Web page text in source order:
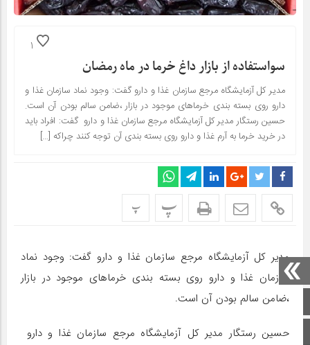
صفحه اصلی
اینستاگرام
1
سواستفاده از بازار داغ خرما در ماه رمضان
مدیر کل آزمایشگاه مرجع سازمان غذا و دارو گفت: وجود نماد سازمان غذا و
دارو روی بسته بندی خرماهای موجود در بازار ،ضامن سالم بودن آن است.
حسین رستگار مدیر کل آزمایشگاه مرجع سازمان غذا و دارو گفت: افراد باید
در خرید خرما به آرم غذا و دارو روی بسته بندی آن توجه کنند چراکه […]
پ پ
مدیر کل آزمایشگاه مرجع سازمان غذا و دارو گفت: وجود نماد
سازمان غذا و دارو روی بسته بندی خرماهای موجود در بازار
،ضامن سالم بودن آن است.
حسین رستگار مدیر کل آزمایشگاه مرجع سازمان غذا و دارو